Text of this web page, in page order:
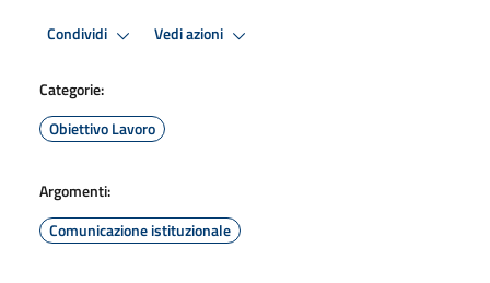
Condividi Vedi azioni
Categorie:
Obiettivo Lavoro
Argomenti:
Comunicazione istituzionale